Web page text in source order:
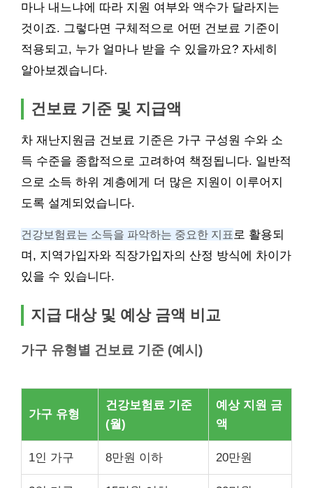
마나 내느냐에 따라 지원 여부와 액수가 달라지는
것이죠. 그렇다면 구체적으로 어떤 건보료 기준이
적용되고, 누가 얼마나 받을 수 있을까요? 자세히
알아보겠습니다.
건보료 기준 및 지급액
차 재난지원금 건보료 기준은 가구 구성원 수와 소
득 수준을 종합적으로 고려하여 책정됩니다. 일반적
으로 소득 하위 계층에게 더 많은 지원이 이루어지
도록 설계되었습니다.
건강보험료는 소득을 파악하는 중요한 지표로 활용되
며, 지역가입자와 직장가입자의 산정 방식에 차이가
있을 수 있습니다.
지급 대상 및 예상 금액 비교
가구 유형별 건보료 기준 (예시)
가구 유형
건강보험료 기준
(월)
예상 지원 금
액
1인 가구 8만원 이하 20만원